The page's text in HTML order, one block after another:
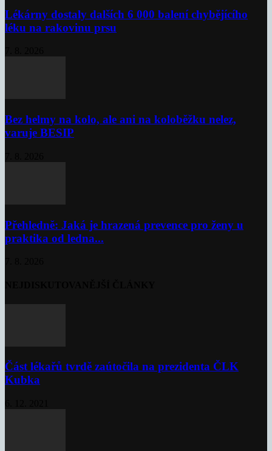
Lékárny dostaly dalších 6 000 balení chybějícího
léku na rakovinu prsu
Bez helmy na kolo, ale ani na koloběžku nelez,
varuje BESIP
Přehledně: Jaká je hrazená prevence pro ženy u
praktika od ledna...
Část lékařů tvrdě zaútočila na prezidenta ČLK
Kubka